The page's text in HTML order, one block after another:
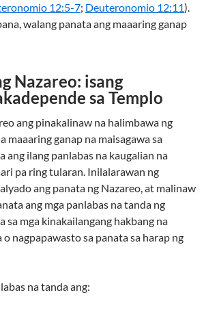
12:5-7; Deuteronomio 12:11).
walang panata ang maaaring ganap
Nazareo: isang
sa Templo
ang pinakalinaw na halimbawa ng
maaaring ganap na maisagawa sa
ang ilang panlabas na kaugalian na
pa ring tularan. Inilalarawan ng
ang panata ng Nazareo, at malinaw
ang mga panlabas na tanda ng
sa mga kinakailangang hakbang na
nagpapawasto sa panata sa harap ng
na tanda ang: